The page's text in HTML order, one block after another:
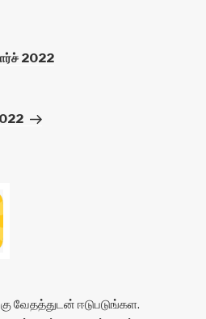
2022
வேதத்துடன் ஈடுபடுங்கள.